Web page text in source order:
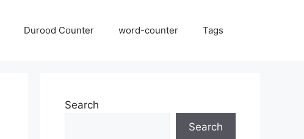
Durood Counter word-counter Tags
Search
Search